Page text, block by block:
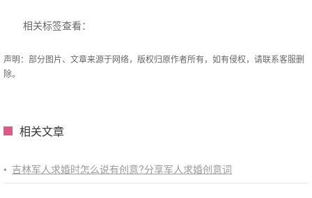
相关标签查看：
声明：部分图片、文章来源于网络，版权归原作者所有，如有侵权，请联系客服删
除。
相关文章
• 吉林军人求婚时怎么说有创意?分享军人求婚创意词